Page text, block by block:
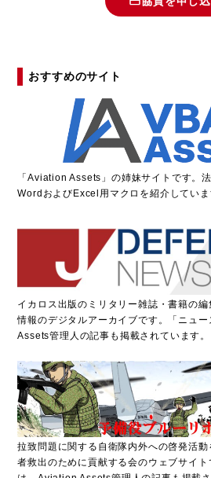
おすすめのサイト
「Aviation Assets」の姉妹サイトです。
WordおよびExcel用マクロを紹介していま
イカロス出版のミリタリー雑誌・書籍の
情報のデジタルアーカイブです。「ニュ
Assets管理人の記事も掲載されています。
拉致問題に関する自衛隊内外への啓発活
者救出のために貢献する会のウェブサイ